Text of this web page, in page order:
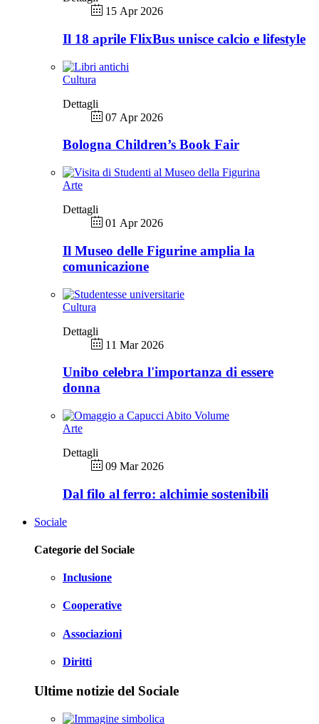
15 Apr 2026
Il 18 aprile FlixBus unisce calcio e lifestyle
Cultura
Dettagli
07 Apr 2026
Bologna Children’s Book Fair
Arte
Dettagli
01 Apr 2026
Il Museo delle Figurine amplia la
comunicazione
Cultura
Dettagli
11 Mar 2026
Unibo celebra l'importanza di essere
donna
Arte
Dettagli
09 Mar 2026
Dal filo al ferro: alchimie sostenibili
Sociale
Categorie del Sociale
Inclusione
Cooperative
Associazioni
Diritti
Ultime notizie del Sociale